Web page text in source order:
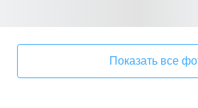
Показать все